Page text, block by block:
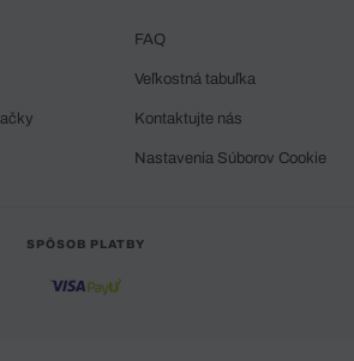
FAQ
Veľkostná tabuľka
Kontaktujte nás
Nastavenia Súborov Cookie
SPÔSOB PLATBY